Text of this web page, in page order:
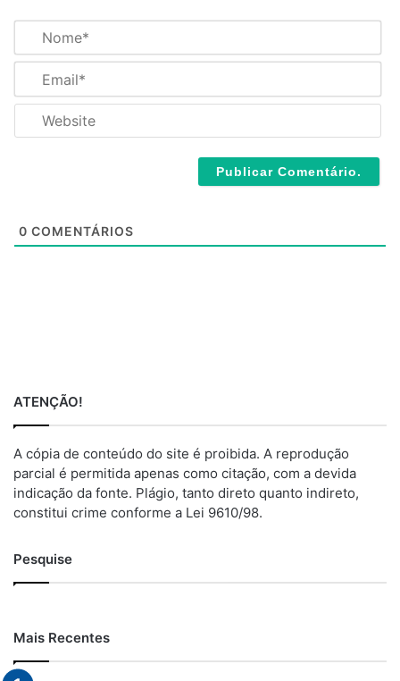
m
*a
l
0 COMENTÁRIOS
ATENÇÃO!
A cópia de conteúdo do site é proibida. A reprodução
parcial é permitida apenas como citação, com a devida
indicação da fonte. Plágio, tanto direto quanto indireto,
constitui crime conforme a Lei 9610/98.
Pesquise
Mais Recentes